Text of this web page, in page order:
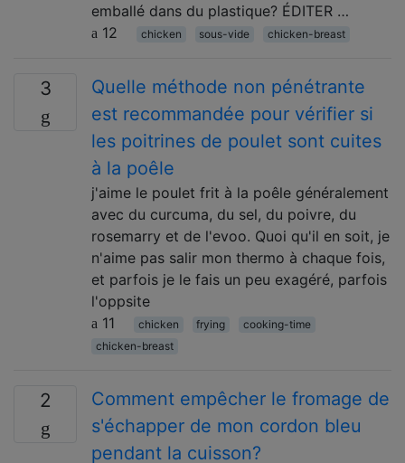
emballé dans du plastique? ÉDITER …
12
chicken sous-vide chicken-breast
3
Quelle méthode non pénétrante
est recommandée pour vérifier si
les poitrines de poulet sont cuites
à la poêle
j'aime le poulet frit à la poêle généralement
avec du curcuma, du sel, du poivre, du
rosemarry et de l'evoo. Quoi qu'il en soit, je
n'aime pas salir mon thermo à chaque fois,
et parfois je le fais un peu exagéré, parfois
l'oppsite
11
chicken frying
cooking-time
chicken-breast
2
Comment empêcher le fromage de
s'échapper de mon cordon bleu
pendant la cuisson?